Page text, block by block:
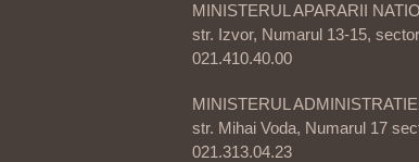
MINISTERUL APARARII
str. Izvor, Numarul 13-15,
021.410.40.00
MINISTERUL
str. Mihai Voda, Numarul 17
021.313.04.23